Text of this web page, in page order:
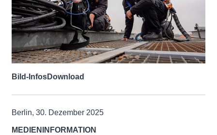
Bild-InfosDownload
Berlin, 30. Dezember 2025
MEDIENINFORMATION